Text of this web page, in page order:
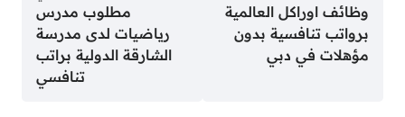
وظائف اوراكل العالمية
برواتب تنافسية بدون
مؤهلات في دبي
مطلوب مدرس
رياضيات لدى مدرسة
الشارقة الدولية براتب
تنافسي